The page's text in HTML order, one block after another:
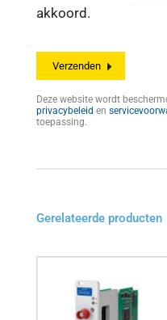
akkoord.
Deze website wordt
privacybeleid en
toepassing.
Gerelateerde producten